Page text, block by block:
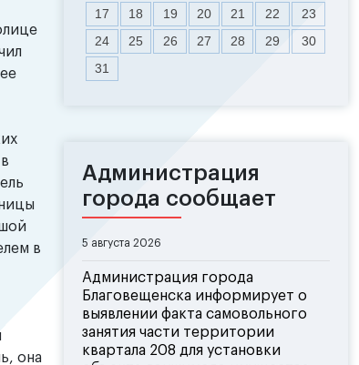
в
она
17
18 19 20 21 22
23
24
25 26 27 28 29
30
31
Администрация
города сообщает
5 августа 2026
Администрация города
Благовещенска информирует о
выявлении факта самовольного
занятия части территории
квартала 208 для установки